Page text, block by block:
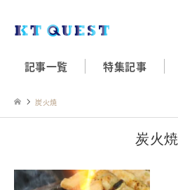
記事一覧 特集記事
炭火焼
炭火焼